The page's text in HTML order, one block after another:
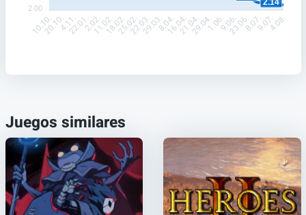
2.00
2.14
10.10.20.10.4.11.22.01.2.02.11.02.18.02.25.02.22.03.29.03.8.04.16.04.21.04.29.04.1.06.9.06.23.06.8.07.9.07.4.08.
Juegos similares